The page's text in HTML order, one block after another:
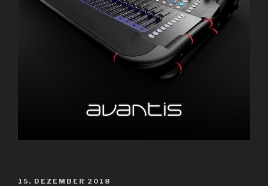
VERÖFFENTLICHT
15. DEZEMBER 2018